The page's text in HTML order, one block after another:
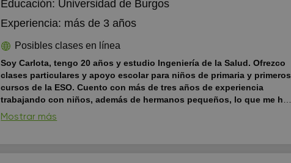
Educación: Universidad de Burgos
Experiencia: más de 3 años
Posibles clases en línea
Soy Carlota, tengo 20 años y estudio Ingeniería de la Salud. Ofrezco
clases particulares y apoyo escolar para niños de primaria y primeros
cursos de la ESO. Cuento con más de tres años de experiencia
trabajando con niños, además de hermanos pequeños, lo que me ha
permitido desarrollar paciencia, empatía y capacidad para explicar de
forma clara.Puedo ayudar en: Deberes y refuerzo escolar Matemáticas,
Mostrar más